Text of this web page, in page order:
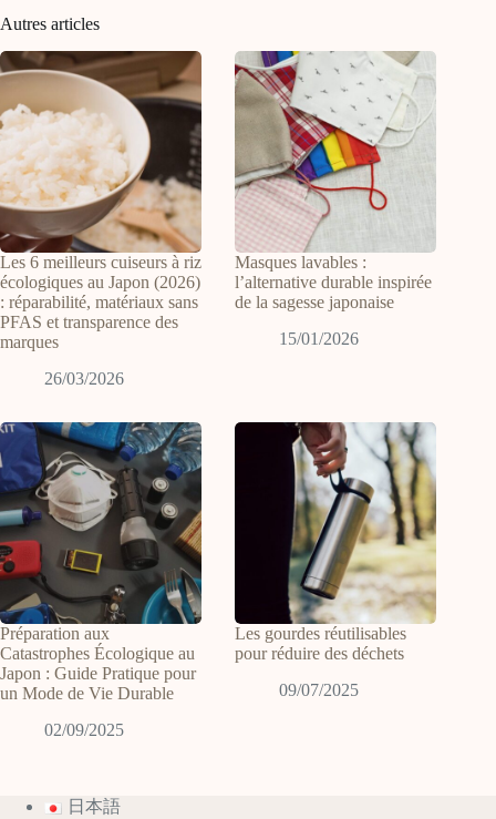
Autres articles
Les 6 meilleurs cuiseurs à riz
écologiques au Japon (2026)
: réparabilité, matériaux sans
PFAS et transparence des
marques
26/03/2026
Masques lavables :
l’alternative durable inspirée
de la sagesse japonaise
15/01/2026
Préparation aux
Catastrophes Écologique au
Japon : Guide Pratique pour
un Mode de Vie Durable
02/09/2025
Les gourdes réutilisables
pour réduire des déchets
09/07/2025
日本語